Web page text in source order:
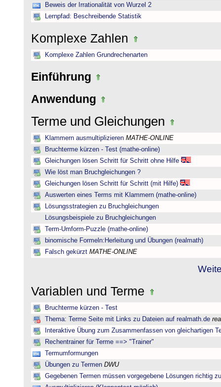
Beweis der Irrationalität von Wurzel 2
Lernpfad: Beschreibende Statistik
Komplexe Zahlen
Komplexe Zahlen Grundrechenarten
Einführung
Anwendung
Terme und Gleichungen
Klammern ausmultiplizieren MATHE-ONLINE
Bruchterme kürzen - Test (mathe-online)
Gleichungen lösen Schritt für Schritt ohne Hilfe
Wie löst man Bruchgleichungen ?
Gleichungen lösen Schritt für Schritt (mit Hilfe)
Auswerten eines Terms mit Klammern (mathe-online)
Lösungsstrategien zu Bruchgleichungen
Lösungsbeispiele zu Bruchgleichungen
Term-Umform-Puzzle (mathe-online)
binomische Formeln:Herleitung und Übungen (realmath)
Falsch gekürzt MATHE-ONLINE
Variablen und Terme
Bruchterme kürzen - Test
Thema: Terme Seite mit Links zu Dateien auf realmath.de
Interaktive Übung zum Zusammenfassen von gleichartigen
Rechentrainer für Terme ==> "Trainer"
Termumformungen
Übungen zu Termen DWU
Gegebenen Termen müssen vorgegebene Lösungen richtig